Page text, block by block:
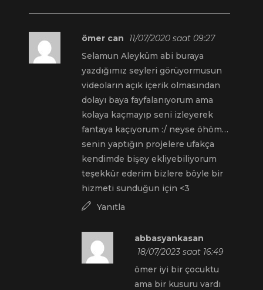
ömer can
11/07/2020 saat 09:27
Selamun Aleyküm abi buraya
yazdığımız seyleri görüyormusun
videoların açık içerik olmasından
dolayı baya fayfalanıyorum ama
kolaya kaçmayıp seni izleyerek
fantaya kaçıyorum :/ neyse öhöm…
senin yaptığın projelere ufakça
kendimde bişey ekliyebiliyorum
teşekkür ederim bizlere böyle bir
hizmeti sunduğun için <3
Yanıtla
abbasyankasan
18/07/2023 saat 16:49
ömer iyi bir çocuktu
ama bir kusuru vardı